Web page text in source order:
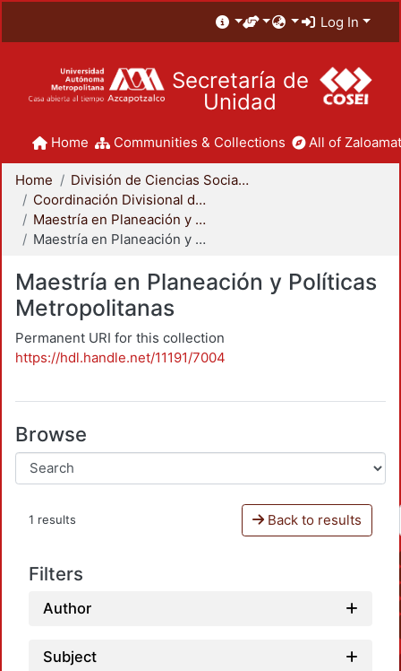
Log In
Secretaría de
Unidad
Home Communities & Collections All of
Home
División de Ciencias Sociales y Humanidades
Coordinación Divisional de Posgrado
Maestría en Planeación y Políticas Metropolitanas
Maestría en Planeación y Políticas Metropolitanas
Maestría en Planeación y Políticas
Metropolitanas
Permanent URI for this collection
https://hdl.handle.net/11191/7004
Browse
1 results Back to results
Filters
Author
Subject